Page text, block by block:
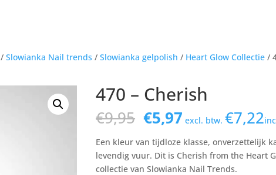
/Slowianka Nail trends /Slowianka gelpolish / Heart Glow Collectie /
470 – Cherish
€9,95 Oorspronkelijke
prijs
was:
€9,95.
€5,97Huidige
prijs
is:
€5,97.
excl. btw.€7,22
Een kleur van tijdloze klasse, onverzettelijk
levendig vuur. Dit is Cherish from the Heart
collectie van Slowianka Nail Trends.